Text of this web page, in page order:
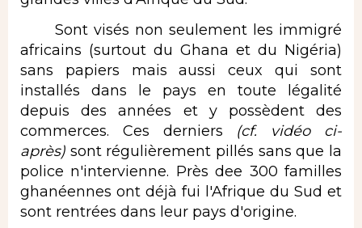
Sont visés non seulement les immigré
africains (surtout du Ghana et du Nigéria)
sans papiers mais aussi ceux qui sont
installés dans le pays en toute légalité
depuis des années et y possèdent des
commerces. Ces derniers (cf. vidéo ci-
après) sont régulièrement pillés sans que la
police n'intervienne. Près dee 300 familles
ghanéennes ont déjà fui l'Afrique du Sud et
sont rentrées dans leur pays d'origine.